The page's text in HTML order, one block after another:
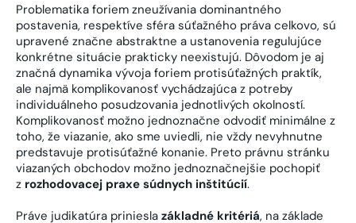
Problematika foriem zneužívania dominantného
postavenia, respektíve sféra súťažného práva celkovo, sú
upravené značne abstraktne a ustanovenia regulujúce
konkrétne situácie prakticky neexistujú. Dôvodom je aj
značná dynamika vývoja foriem protisúťažných praktík,
ale najmä komplikovanosť vychádzajúca z potreby
individuálneho posudzovania jednotlivých okolností.
Komplikovanosť možno jednoznačne odvodiť minimálne z
toho, že viazanie, ako sme uviedli, nie vždy nevyhnutne
predstavuje protisúťažné konanie. Preto právnu stránku
viazaných obchodov možno jednoznačnejšie pochopiť
z rozhodovacej praxe súdnych inštitúcií.
Práve judikatúra priniesla základné kritériá, na základe